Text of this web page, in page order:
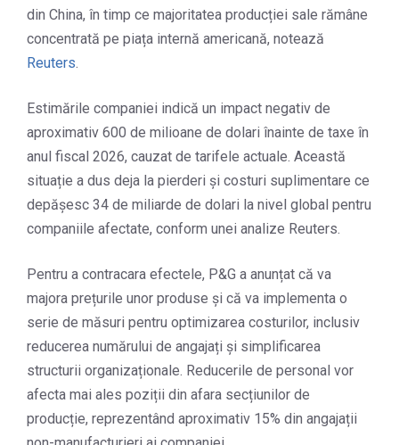
din China, în timp ce majoritatea producției sale rămâne
concentrată pe piața internă americană, notează
Reuters
Estimările companiei indică un impact negativ de
aproximativ 600 de milioane de dolari înainte de taxe în
anul fiscal 2026, cauzat de tarifele actuale. Această
situație a dus deja la pierderi și costuri suplimentare ce
depășesc 34 de miliarde de dolari la nivel global pentru
companiile afectate, conform unei analize Reuters.
Pentru a contracara efectele, P&G a anunțat că va
majora prețurile unor produse și că va implementa o
serie de măsuri pentru optimizarea costurilor, inclusiv
reducerea numărului de angajați și simplificarea
structurii organizaționale. Reducerile de personal vor
afecta mai ales poziții din afara secțiunilor de
producție, reprezentând aproximativ 15% din angajații